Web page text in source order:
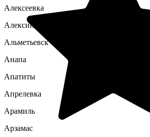
Алексеевка
Алексин
Альметьевск
Анапа
Апатиты
Апрелевка
Арамиль
Арзамас